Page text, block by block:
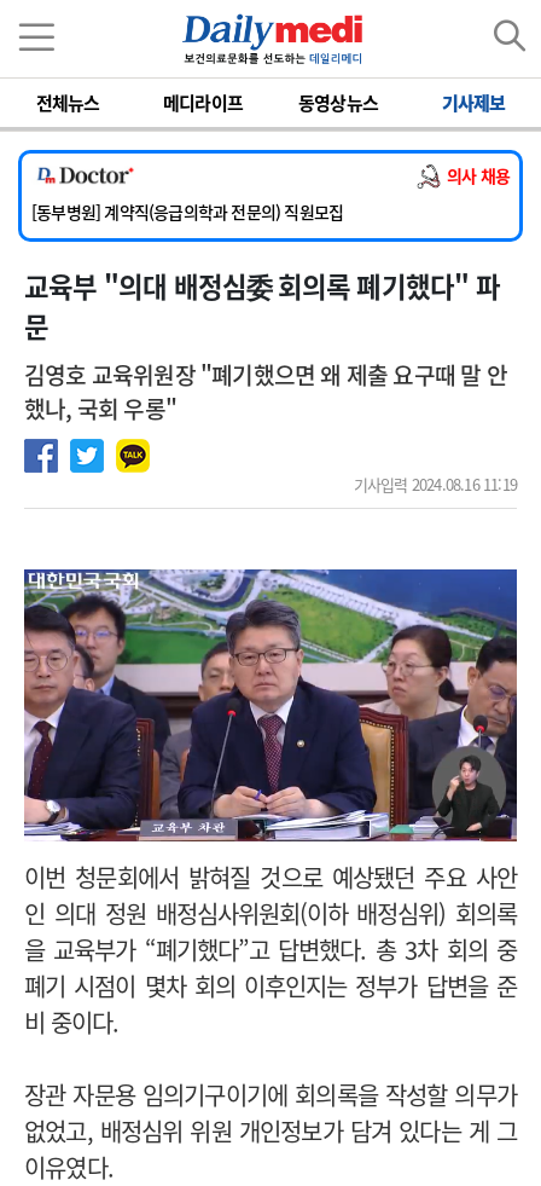
전체뉴스 메디라이프 동영상뉴스 기사제보
의사 채용
[서울아산병원] 2026년 하반기 인턴 모집
[영남대학교의료원] 마취통증의학과 임기제 임상의사 채용
[충남대학교병원] 소아청소년과(소아응급전담) 계약직 의사 공개채용
[동부병원] 계약직(응급의학과 전문의) 직원모집
[이대목동병원] 하반기 전공의(레지던트1년차) 모집
[서울아산병원] 2026년 하반기 인턴 모집
[영남대학교의료원] 마취통증의학과 임기제 임상의사 채용
교육부 "의대 배정심委 회의록 폐기했다" 파
문
김영호 교육위원장 "폐기했으면 왜 제출 요구때 말 안
했나, 국회 우롱"
기사입력 2024.08.16 11:19
이번 청문회에서 밝혀질 것으로 예상됐던 주요 사안
인 의대 정원 배정심사위원회(이하 배정심위) 회의록
을 교육부가 “폐기했다”고 답변했다. 총 3차 회의 중
폐기 시점이 몇차 회의 이후인지는 정부가 답변을 준
비 중이다.
장관 자문용 임의기구이기에 회의록을 작성할 의무가
없었고, 배정심위 위원 개인정보가 담겨 있다는 게 그
이유였다.